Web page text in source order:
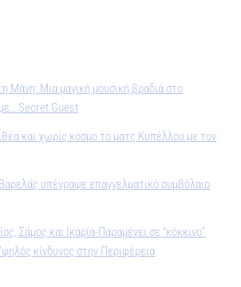
Μάνη: Μια μαγική μουσική βραδιά στο
Secret Guest
και χωρίς κόσμο το ματς Κυπέλλου με τον
υπέγραψε επαγγελματικό συμβόλαιο
Σάμος και Ικαρία-Παραμένει σε “κόκκινο”
κίνδυνος στην Περιφέρεια